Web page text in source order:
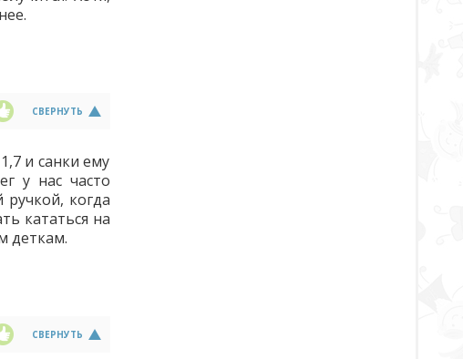
СВЕРНУТЬ
и санки ему
у нас часто
когда
кататься на
деткам.
СВЕРНУТЬ